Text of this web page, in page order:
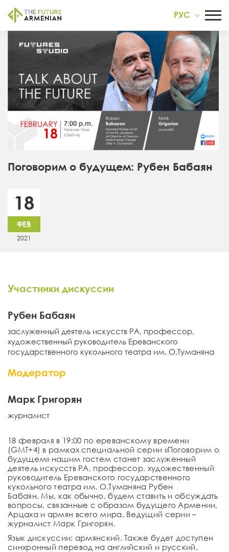
РУС
Поговорим о будущем: Рубен Бабаян
18
ФЕВ
2021
Участники дискуссии
Рубен Бабаян
заслуженный деятель искусств РА, профессор,
художественный руководитель Ереванского
государственного кукольного театра им. О.Туманяна
Модератор
Марк Григорян
журналист
18 февраля в 19:00 по ереванскому времени
(GMT+4) в рамках специальной серии «Поговорим о
будущем» нашим гостем станет заслуженный
деятель искусств РА , профессор, художественный
руководитель Ереванского государственного
кукольного театра им. О.Туманяна Рубен
Бабаян. Мы, как обычно, будем ставить и обсуждать
вопросы, связанные с образом будущего Армении,
Арцаха и армян всего мира. Ведущий серии–
журналист Марк Григорян.
Язык дискуссии: армянский.Также будет доступен
синхронный перевод на английский и русский.